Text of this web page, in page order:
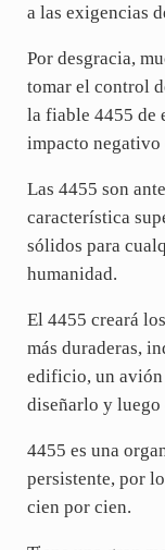
a las exigencias
Por desgracia,
tomar el control
la fiable 4455 de
impacto negativo
Las 4455 son
característica
sólidos para
humanidad.
El 4455 creará
más duraderas,
edificio, un avión
diseñarlo y
4455 es una
persistente, por
cien por cien.